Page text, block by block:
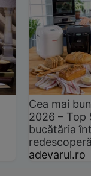
Cea mai
2026 –
bucătăria
adevarul.ro